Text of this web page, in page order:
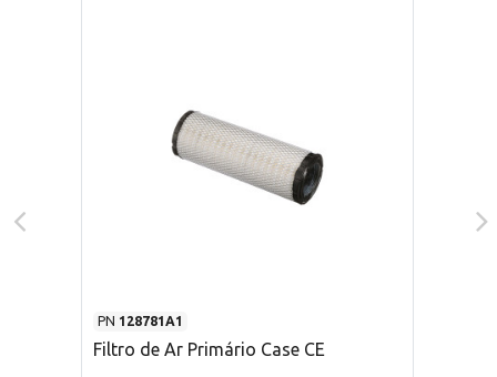
PN 128781A1
Filtro de Ar Primário Case CE